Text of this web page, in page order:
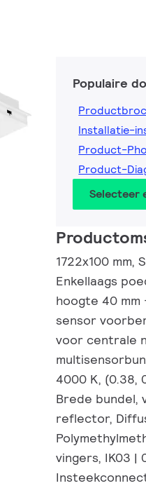
Populaire
Installatie-
Product-
Product-
Selecteer
1722x100 mm,
Enkellaags
hoogte 40
sensor
voor centrale
4000 K, (0.38,
Brede bundel,
reflector,
vingers, IK03 |